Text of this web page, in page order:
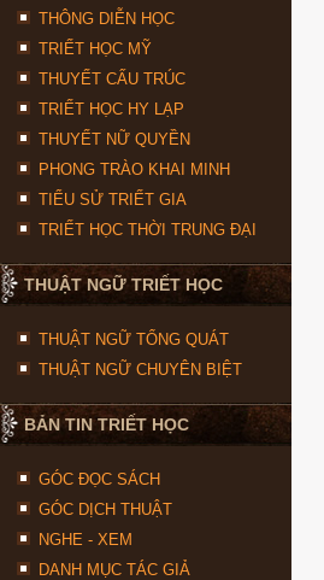
THÔNG DIỄN HỌC
TRIẾT HỌC MỸ
THUYẾT CẤU TRÚC
TRIẾT HỌC HY LẠP
THUYẾT NỮ QUYỀN
PHONG TRÀO KHAI MINH
TIỂU SỬ TRIẾT GIA
TRIẾT HỌC THỜI TRUNG ĐẠI
THUẬT NGỮ TRIẾT HỌC
THUẬT NGỮ TỔNG QUÁT
THUẬT NGỮ CHUYÊN BIỆT
BẢN TIN TRIẾT HỌC
GÓC ĐỌC SÁCH
GÓC DỊCH THUẬT
NGHE - XEM
DANH MỤC TÁC GIẢ